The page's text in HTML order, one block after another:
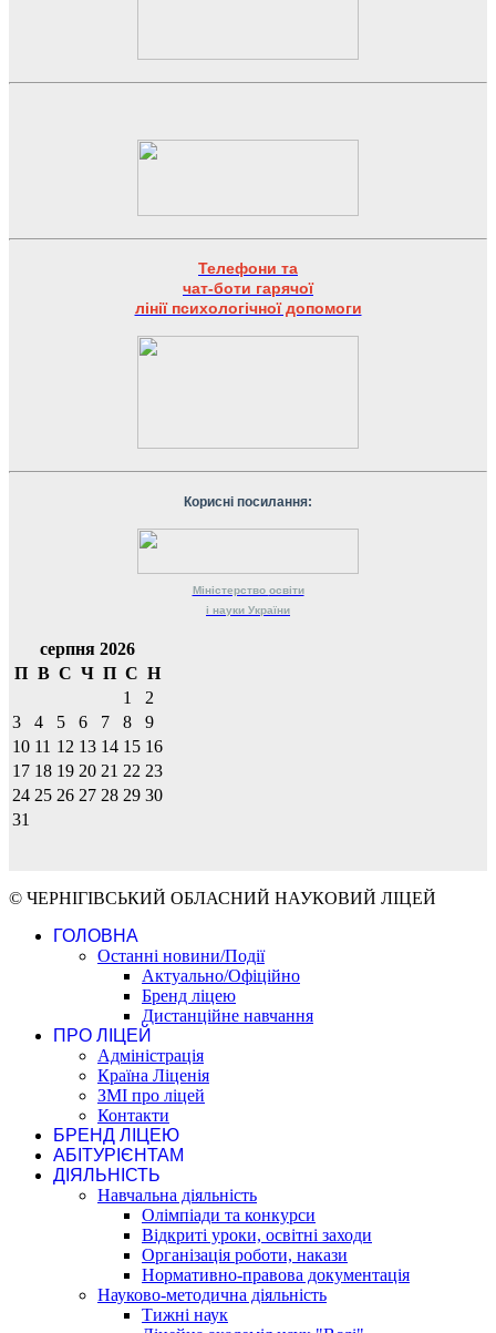
Телефони та
чат-боти гарячої
лінії психологічної допомоги
Корисні посилання:
Міністерство освіти
і науки України
серпня 2026
П В С Ч П С Н
1
2
3
4 5 6 7 8
9
10 11 12 13 14 15 16
17 18 19 20 21 22 23
24 25 26 27 28 29 30
31
© ЧЕРНІГІВСЬКИЙ ОБЛАСНИЙ НАУКОВИЙ ЛІЦЕЙ
ГОЛОВНА
Останні новини/Події
Актуально/Офіційно
Бренд ліцею
Дистанційне навчання
ПРО ЛІЦЕЙ
Адміністрація
Країна Ліценія
ЗМІ про ліцей
Контакти
БРЕНД ЛІЦЕЮ
АБІТУРІЄНТАМ
ДІЯЛЬНІСТЬ
Навчальна діяльність
Олімпіади та конкурси
Відкриті уроки, освітні заходи
Організація роботи, накази
Нормативно-правова документація
Науково-методична діяльність
Тижні наук